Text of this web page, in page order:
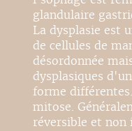
glandulaire
La dysplasie est
de cellules de
désordonnée
dysplasiques
forme
mitose.
réversible et non